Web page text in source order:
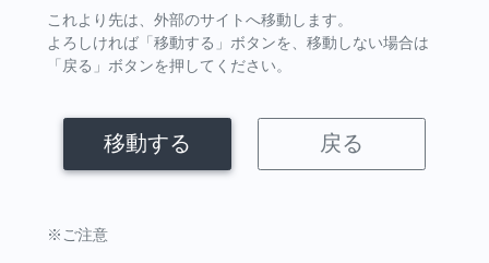
これより先は、外部のサイトへ移動します。
よろしければ「移動する」ボタンを、移動しない場合は
「戻る」ボタンを押してください。
移動する 戻る
※ご注意